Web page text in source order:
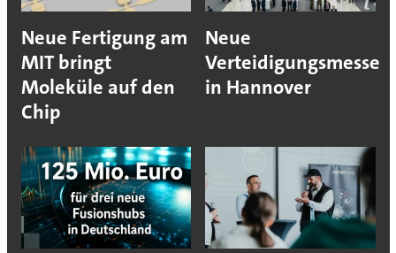
Neue Fertigung am
MIT bringt
Moleküle auf den
Chip
Neue
Verteidigungsmesse
in Hannover